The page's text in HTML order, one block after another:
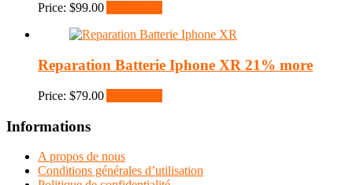
Price: $99.00
Reparation Batterie Iphone XR 21% more
Price: $79.00
Informations
A propos de nous
Conditions générales d’utilisation